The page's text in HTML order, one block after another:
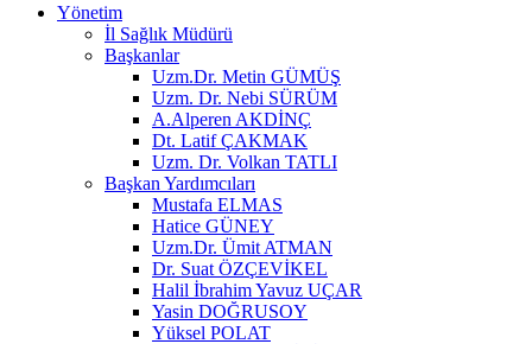
Yönetim
İl Sağlık Müdürü
Başkanlar
Uzm.Dr. Metin GÜMÜŞ
Uzm. Dr. Nebi SÜRÜM
A.Alperen AKDİNÇ
Dt. Latif ÇAKMAK
Uzm. Dr. Volkan TATLI
Başkan Yardımcıları
Mustafa ELMAS
Hatice GÜNEY
Uzm.Dr. Ümit ATMAN
Dr. Suat ÖZÇEVİKEL
Halil İbrahim Yavuz UÇAR
Yasin DOĞRUSOY
Yüksel POLAT